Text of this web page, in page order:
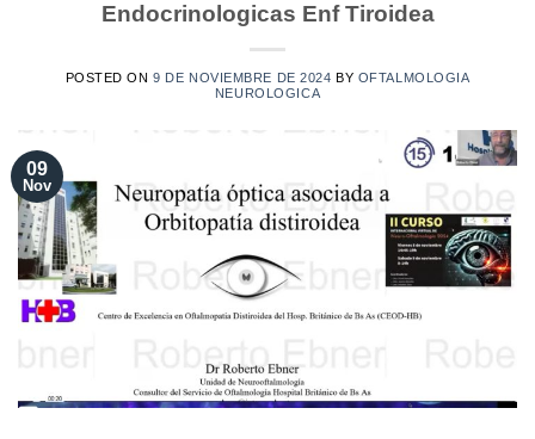
Endocrinologicas Enf Tiroidea
POSTED ON9 DE NOVIEMBRE DE 2024 BY OFTALMOLOGIA
NEUROLOGICA
09
Nov